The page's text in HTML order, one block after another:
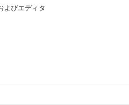
よびエディタ